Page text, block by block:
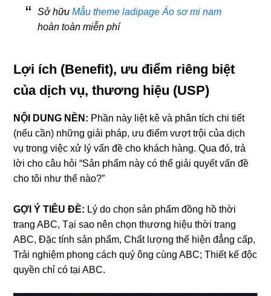
Sở hữuMẫu theme ladipage Áo sơ mi nam
hoàn toàn miễn phí
Lợi ích (Benefit), ưu điểm riêng biệt
của dịch vụ, thương hiệu (USP)
NỘI DUNG NỀN: Phần này liệt kê và phân tích chi tiết
(nếu cần) những giải pháp, ưu điểm vượt trội của dịch
vụ trong việc xử lý vấn đề cho khách hàng. Qua đó, trả
lời cho câu hỏi“Sản phẩm này có thể giải quyết vấn đề
cho tôi như thế nào?”
GỢI Ý TIÊU ĐỀ: Lý do chọn sản phẩm đồng hồ thời
trang ABC, Tại sao nên chọn thương hiệu thời trang
ABC, Đặc tính sản phẩm, Chất lượng thể hiện đẳng cấp,
Trải nghiệm phong cách quý ông cùng ABC; Thiết kế độc
quyền chỉ có tại ABC.